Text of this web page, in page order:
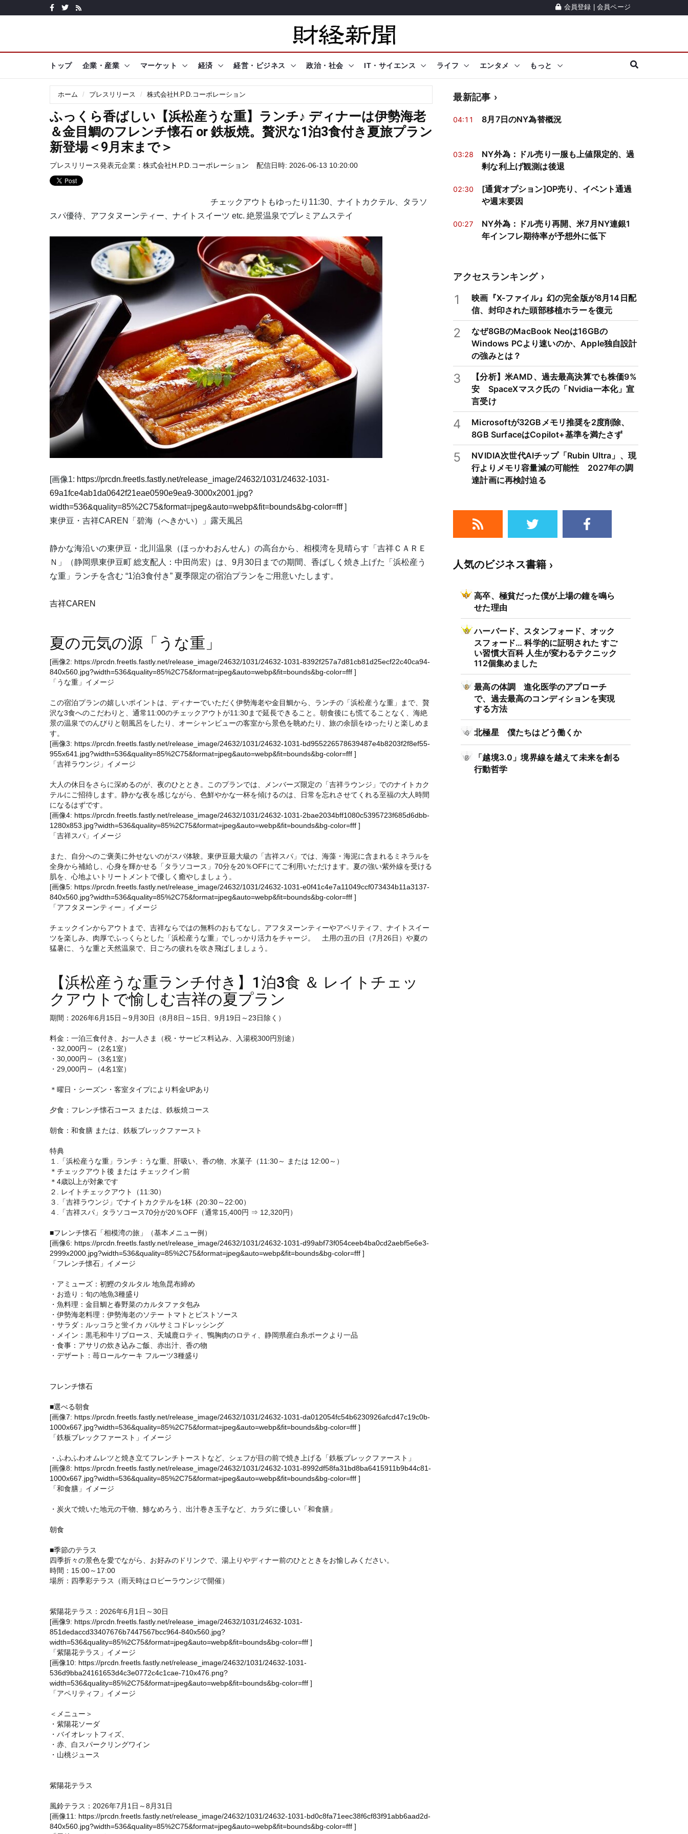
会員登録 会員ページ
トップ 企業・産業 マーケット 経済 経営・ビジネス 政治・社会 IT・サイエンス ライフ エンタメ もっと
ホーム プレスリリース 株式会社H.P.D.コーポレーション
ふっくら香ばしい【浜松産うな重】ランチ♪ ディナーは伊勢海老
＆金目鯛のフレンチ懐石 or 鉄板焼。贅沢な1泊3食付き夏旅プラン
新登場＜9月末まで＞
プレスリリース発表元企業： 株式会社H.P.D.コーポレーション 配信日時: 2026-06-13 10:20:00
チェックアウトもゆったり11:30、ナイトカクテル、タラソ
スパ優待、アフタヌーンティー、ナイトスイーツ etc. 絶景温泉でプレミアムステイ
[画像1: https://prcdn.freetls.fastly.net/release_image/24632/1031/24632-1031-
69a1fce4ab1da0642f21eae0590e9ea9-3000x2001.jpg?
width=536&quality=85%2C75&format=jpeg&auto=webp&fit=bounds&bg-color=fff]
東伊豆・吉祥CAREN「碧海（へきかい）」露天風呂
静かな海沿いの東伊豆・北川温泉（ほっかわおんせん）の高台から、相模湾を見晴らす「吉祥ＣＡＲＥ
Ｎ」（静岡県東伊豆町 総支配人：中田尚宏）は、9月30日までの期間、香ばしく焼き上げた「浜松産う
な重」ランチを含む “1泊3食付き” 夏季限定の宿泊プランをご用意いたします。
吉祥CAREN
夏の元気の源「うな重」
[画像2: https://prcdn.freetls.fastly.net/release_image/24632/1031/24632-1031-8392f257a7d81cb81d25ecf22c40ca94-
840x560.jpg?width=536&quality=85%2C75&format=jpeg&auto=webp&fit=bounds&bg-color=fff ]
「うな重」イメージ
この宿泊プランの嬉しいポイントは、ディナーでいただく伊勢海老や金目鯛から、ランチの「浜松産うな重」まで、贅
沢な3食へのこだわりと、通常11:00のチェックアウトが11:30まで延長できること。朝食後にも慌てることなく、海絶
景の温泉でのんびりと朝風呂をしたり、オーシャンビューの客室から景色を眺めたり、旅の余韻をゆったりと楽しめま
す。
[画像3: https://prcdn.freetls.fastly.net/release_image/24632/1031/24632-1031-bd955226578639487e4b8203f2f8ef55-
955x641.jpg?width=536&quality=85%2C75&format=jpeg&auto=webp&fit=bounds&bg-color=fff ]
「吉祥ラウンジ」イメージ
大人の休日をさらに深めるのが、夜のひととき。このプランでは、メンバーズ限定の「吉祥ラウンジ」でのナイトカク
テルにご招待します。静かな夜を感じながら、色鮮やかな一杯を傾けるのは、日常を忘れさせてくれる至福の大人時間
になるはずです。
[画像4: https://prcdn.freetls.fastly.net/release_image/24632/1031/24632-1031-2bae2034bff1080c5395723f685d6dbb-
1280x853.jpg?width=536&quality=85%2C75&format=jpeg&auto=webp&fit=bounds&bg-color=fff ]
「吉祥スパ」イメージ
また、自分へのご褒美に外せないのがスパ体験。東伊豆最大級の「吉祥スパ」では、海藻・海泥に含まれるミネラルを
全身から補給し、心身を輝かせる「タラソコース」70分を20％OFFにてご利用いただけます。夏の強い紫外線を受ける
肌を、心地よいトリートメントで優しく癒やしましょう。
[画像5: https://prcdn.freetls.fastly.net/release_image/24632/1031/24632-1031-e0f41c4e7a11049ccf073434b11a3137-
840x560.jpg?width=536&quality=85%2C75&format=jpeg&auto=webp&fit=bounds&bg-color=fff ]
「アフタヌーンティー」イメージ
チェックインからアウトまで、吉祥ならではの無料のおもてなし。アフタヌーンティーやアペリティフ、ナイトスイー
ツを楽しみ、肉厚でふっくらとした「浜松産うな重」でしっかり活力をチャージ。 土用の丑の日（7月26日）や夏の
猛暑に、うな重と天然温泉で、日ごろの疲れを吹き飛ばしましょう。
【浜松産うな重ランチ付き】1泊3食 ＆ レイトチェッ
クアウトで愉しむ吉祥の夏プラン
期間：2026年6月15日～9月30日（8月8日～15日、9月19日～23日除く）
料金：一泊三食付き、お一人さま（税・サービス料込み、入湯税300円別途）
・32,000円～（2名1室）
・30,000円～（3名1室）
・29,000円～（4名1室）
＊曜日・シーズン・客室タイプにより料金UPあり
夕食：フレンチ懐石コース または、鉄板焼コース
朝食：和食膳 または、鉄板ブレックファースト
特典
１.「浜松産うな重」ランチ：うな重、肝吸い、香の物、水菓子（11:30～ または 12:00～）
＊チェックアウト後 または チェックイン前
＊4歳以上が対象です
２. レイトチェックアウト（11:30）
３.「吉祥ラウンジ」でナイトカクテルを1杯（20:30～22:00）
４.「吉祥スパ」タラソコース70分が20％OFF（通常15,400円 ⇒ 12,320円）
■フレンチ懐石「相模湾の旅」（基本メニュー例）
[画像6: https://prcdn.freetls.fastly.net/release_image/24632/1031/24632-1031-d99abf73f054ceeb4ba0cd2aebf5e6e3-
2999x2000.jpg?width=536&quality=85%2C75&format=jpeg&auto=webp&fit=bounds&bg-color=fff ]
「フレンチ懐石」イメージ
・アミューズ：初鰹のタルタル 地魚昆布締め
・お造り：旬の地魚3種盛り
・魚料理：金目鯛と春野菜のカルタファタ包み
・伊勢海老料理：伊勢海老のソテー トマトとピストソース
・サラダ：ルッコラと蛍イカ バルサミコドレッシング
・メイン：黒毛和牛リブロース、天城鹿ロティ、鴨胸肉のロティ、静岡県産白糸ポークより一品
・食事：アサリの炊き込みご飯、赤出汁、香の物
・デザート：苺ロールケーキ フルーツ3種盛り
フレンチ懐石
■選べる朝食
[画像7: https://prcdn.freetls.fastly.net/release_image/24632/1031/24632-1031-da012054fc54b6230926afcd47c19c0b-
1000x667.jpg?width=536&quality=85%2C75&format=jpeg&auto=webp&fit=bounds&bg-color=fff ]
「鉄板ブレックファースト」イメージ
・ふわふわオムレツと焼き立てフレンチトーストなど、シェフが目の前で焼き上げる「鉄板ブレックファースト」
[画像8: https://prcdn.freetls.fastly.net/release_image/24632/1031/24632-1031-8992df58fa31bd8ba6415911b9b44c81-
1000x667.jpg?width=536&quality=85%2C75&format=jpeg&auto=webp&fit=bounds&bg-color=fff ]
「和食膳」イメージ
・炭火で焼いた地元の干物、鯵なめろう、出汁巻き玉子など、カラダに優しい「和食膳」
朝食
■季節のテラス
四季折々の景色を愛でながら、お好みのドリンクで、湯上りやディナー前のひとときをお愉しみください。
時間：15:00～17:00
場所：四季彩テラス（雨天時はロビーラウンジで開催）
紫陽花テラス：2026年6月1日～30日
[画像9: https://prcdn.freetls.fastly.net/release_image/24632/1031/24632-1031-
851dedaccd33407676b7447567bcc964-840x560.jpg?
width=536&quality=85%2C75&format=jpeg&auto=webp&fit=bounds&bg-color=fff ]
「紫陽花テラス」イメージ
[画像10: https://prcdn.freetls.fastly.net/release_image/24632/1031/24632-1031-
536d9bba24161653d4c3e0772c4c1cae-710x476.png?
width=536&quality=85%2C75&format=jpeg&auto=webp&fit=bounds&bg-color=fff ]
「アペリティフ」イメージ
＜メニュー＞
・紫陽花ソーダ
・バイオレットフィズ、
・赤、白スパークリングワイン
・山桃ジュース
紫陽花テラス
風鈴テラス：2026年7月1日～8月31日
[画像11: https://prcdn.freetls.fastly.net/release_image/24632/1031/24632-1031-bd0c8fa71eec38f6cf83f91abb6aad2d-
840x560.jpg?width=536&quality=85%2C75&format=jpeg&auto=webp&fit=bounds&bg-color=fff ]
最新記事
04:11 8月7日のNY為替概況
03:28
NY外為：ドル売り一服も上値限定的、過
剰な利上げ観測は後退
02:30
[通貨オプション]OP売り、イベント通過
や週末要因
00:27
NY外為：ドル売り再開、米7月NY連銀1
年インフレ期待率が予想外に低下
アクセスランキング
1
映画『X-ファイル』幻の完全版が8月14日配
信、封印された頭部移植ホラーを復元
2
なぜ8GBのMacBook Neoは16GBの
Windows PCより速いのか、Apple独自設計
の強みとは？
3
【分析】米AMD、過去最高決算でも株価9%
安 SpaceXマスク氏の「Nvidia一本化」宣
言受け
4
Microsoftが32GBメモリ推奨を2度削除、
8GB SurfaceはCopilot+基準を満たさず
5
NVIDIA次世代AIチップ「Rubin Ultra」、現
行よりメモリ容量減の可能性 2027年の調
達計画に再検討迫る
人気のビジネス書籍
高卒、極貧だった僕が上場の鐘を鳴ら
せた理由
ハーバード、スタンフォード、オック
スフォード… 科学的に証明された すご
い習慣大百科 人生が変わるテクニック
112個集めました
最高の体調 進化医学のアプローチ
で、過去最高のコンディションを実現
する方法
北極星 僕たちはどう働くか
「越境3.0」境界線を越えて未来を創る
行動哲学